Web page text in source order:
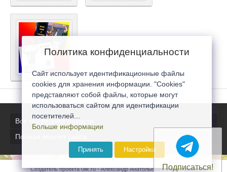
Все последние новости
Полная версия сайта
Создатель проекта 0lik.ru - Александр Анатольевич © 2007-2026
Подписаться!
Политика конфиденциальности
Сайт использует идентификационные файлы
cookies для хранения информации. "Cookies"
представляют собой файлы, которые могут
использоваться сайтом для идентификации
посетителей...
Больше информации
Принять Настройка